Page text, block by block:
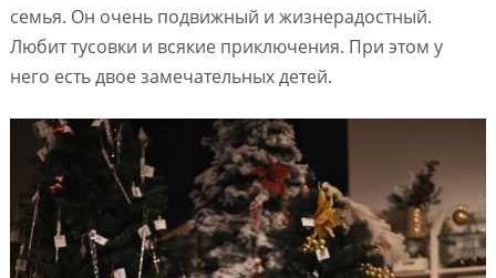
семья. Он очень подвижный и жизнерадостный.
Любит тусовки и всякие приключения. При этом у
него есть двое замечательных детей.